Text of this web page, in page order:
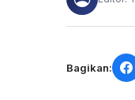
Bagikan: